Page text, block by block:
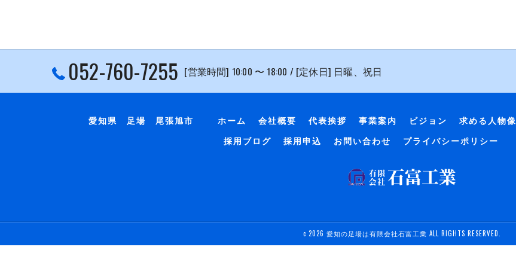
052-760-7255 [営業時間] 10:00 〜 18:00 / [定休日] 日曜、祝日
愛知県 足場 尾張旭市 ホーム 会社概要 代表挨拶 事業案内 ビジョン 求める人物像
採用ブログ
採用申込 お問い合わせ プライバシーポリシー
c 2026 愛知の足場は有限会社石富工業 ALL RIGHTS RESERVED.